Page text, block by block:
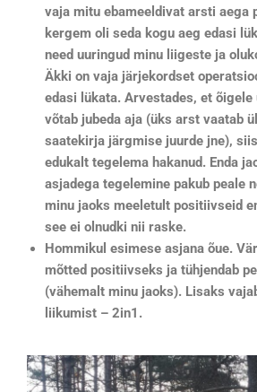
vaja mitu ebameeldivat arsti aega
kergem oli seda kogu aeg edasi
need uuringud minu liigeste ja
Äkki on vaja järjekordset
edasi lükata. Arvestades, et
võtab jubeda aja (üks arst vaatab
saatekirja järgmise juurde jne),
edukalt tegelema hakanud. Enda
asjadega tegelemine pakub peale
minu jaoks meeletult positiivseid
see ei olnudki nii raske.
Hommikul esimese asjana õue.
mõtted positiivseks ja tühjendab
(vähemalt minu jaoks). Lisaks
liikumist – 2in1.